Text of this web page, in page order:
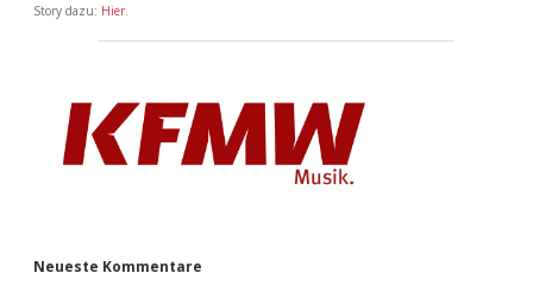
Story dazu: Hier.
Neueste Kommentare